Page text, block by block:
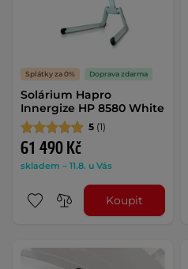
Splátky za 0% Doprava zdarma
Solárium Hapro
Innergize HP 8580 White
5 (1)
61 490 Kč
skladem – 11.8. u Vás
Koupit